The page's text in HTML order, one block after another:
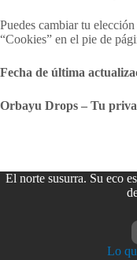
Puedes cambiar tu
“Cookies” en el pie de
Fecha de última
Orbayu Drops – Tu
El norte susurra. Su eco
Lo